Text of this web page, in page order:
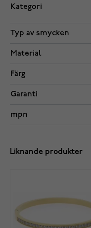
Kategori
Typ av smycken
Material
Färg
Garanti
mpn
Liknande produkter